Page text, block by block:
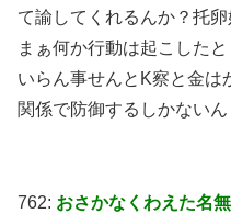
て諭してくれるんか？托
まぁ何か行動は起こした
いらん事せんとK察と金は
関係で防御するしかない
762: おさかなくわえた名